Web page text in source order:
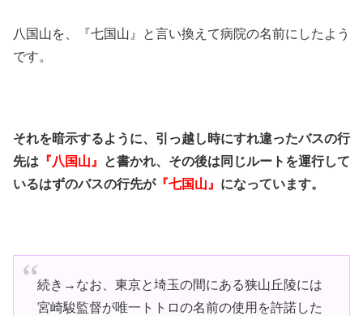
八国山を、『七国山』と言い換えて病院の名前にしたよう
です。
それを暗示するように、引っ越し時にすれ違ったバスの行
先は 『八国山』
と書かれ、その後は同じルートを運行して
いるはずのバスの行先が『七国山』 になっています。
続き→なお、東京と埼玉の間にある狭山丘陵には
宮崎駿監督が唯一トトロの名前の使用を許諾した